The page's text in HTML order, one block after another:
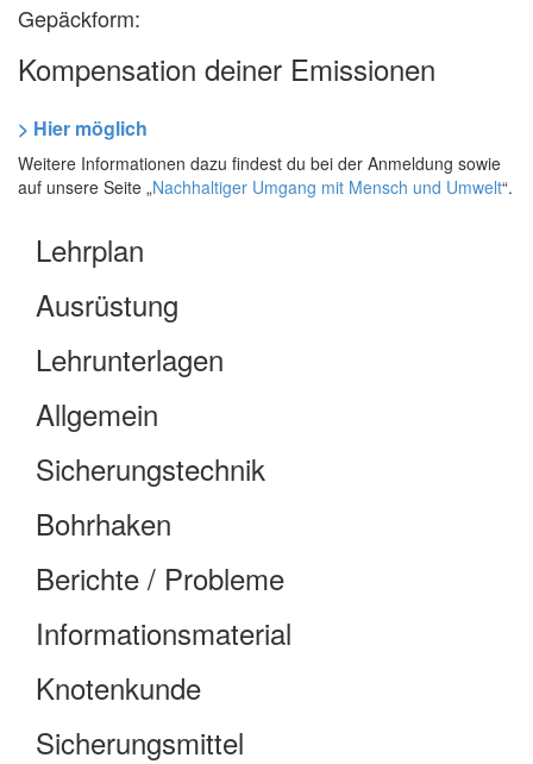
Gepäckform:
Kompensation deiner Emissionen
> Hier möglich
Weitere Informationen dazu findest du bei der Anmeldung sowie
auf unsere Seite „Nachhaltiger Umgang mit Mensch und Umwelt“.
Lehrplan
Ausrüstung
Lehrunterlagen
Allgemein
Sicherungstechnik
Bohrhaken
Berichte / Probleme
Informationsmaterial
Knotenkunde
Sicherungsmittel